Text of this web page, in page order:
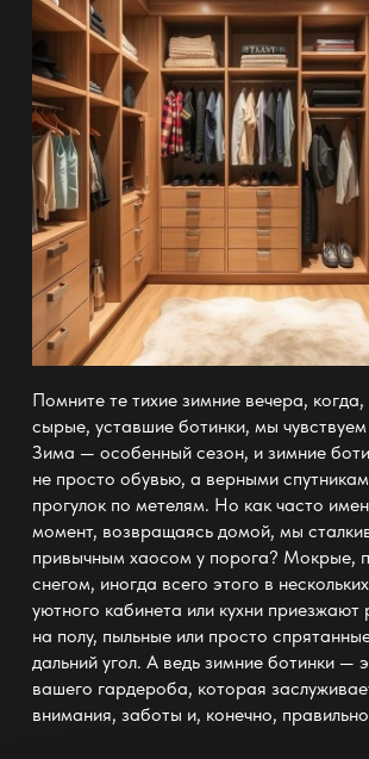
Помните те тихие зимние вечера, когда,
сырые, уставшие ботинки, мы чувствуем
Зима — особенный сезон, и зимние
не просто обувью, а верными
прогулок по метелям. Но как часто
момент, возвращаясь домой, мы
привычным хаосом у порога? Мокрые,
снегом, иногда всего этого в
уютного кабинета или кухни
на полу, пыльные или просто
дальний угол. А ведь зимние ботинки —
вашего гардероба, которая
внимания, заботы и, конечно,